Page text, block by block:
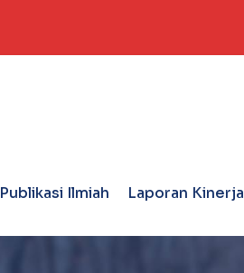
Publikasi Ilmiah Laporan